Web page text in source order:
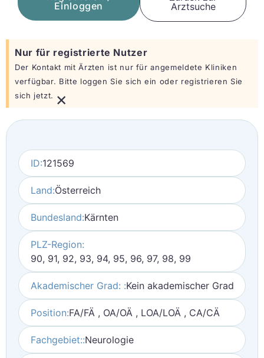
Einloggen
Arztsuche
Nur für registrierte Nutzer
Der Kontakt mit Ärzten ist nur für angemeldete Kliniken
verfügbar. Bitte loggen Sie sich ein oder registrieren Sie
sich jetzt. ×
ID:121569
Land:Österreich
Bundesland:Kärnten
PLZ-Region:
90, 91, 92, 93, 94, 95, 96, 97, 98, 99
Akademischer Grad: :Kein akademischer Grad
Position:FA/FÄ , OA/OÄ , LOA/LOÄ , CA/CÄ
Fachgebiet::Neurologie